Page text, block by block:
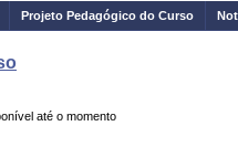
Projeto Pedagógico do Curso
até o momento